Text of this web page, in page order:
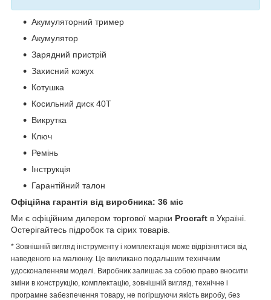
Акумуляторний тример
Акумулятор
Зарядний пристрій
Захисний кожух
Котушка
Косильний диск 40Т
Викрутка
Ключ
Ремінь
Інструкція
Гарантійний талон
Офіційна гарантія від виробника: 36 міс
Ми є офіційним дилером торгової марки Procraft в Україні.
Остерігайтесь підробок та сірих товарів.
* Зовнішній вигляд інструменту і комплектація може відрізнятися від
наведеного на малюнку. Це викликано подальшим технічним
удосконаленням моделі. Виробник залишає за собою право вносити
зміни в конструкцію, комплектацію, зовнішній вигляд, технічне і
програмне забезпечення товару, не погіршуючи якість виробу, без